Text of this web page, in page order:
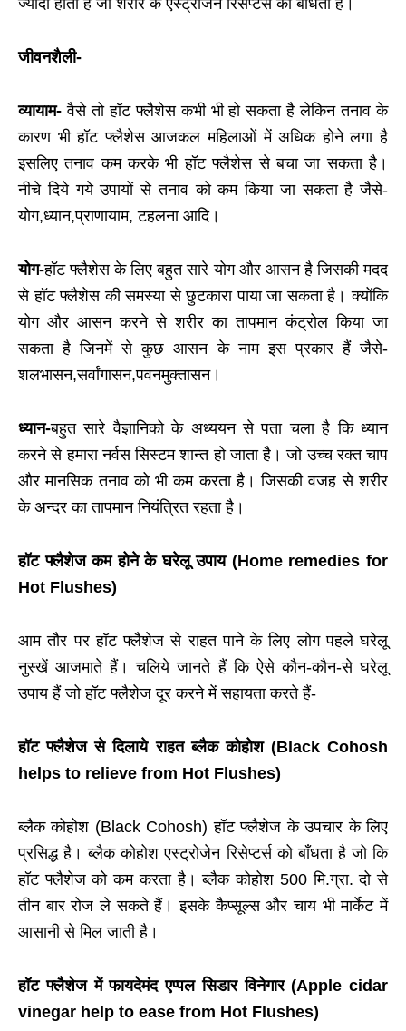
ज्यादा होता है जो शरीर के एस्ट्रोजन रिसेप्टर्स को बाँधता है।
जीवनशैली-
व्यायाम-वैसे तो हॉट फ्लैशेस कभी भी हो सकता है लेकिन तनाव के
कारण भी हॉट फ्लैशेस आजकल महिलाओं में अधिक होने लगा है
इसलिए तनाव कम करके भी हॉट फ्लैशेस से बचा जा सकता है।
नीचे दिये गये उपायों से तनाव को कम किया जा सकता है जैसे-
योग,ध्यान,प्राणायाम, टहलना आदि।
योग-हॉट फ्लैशेस के लिए बहुत सारे योग और आसन है जिसकी मदद
से हॉट फ्लैशेस की समस्या से छुटकारा पाया जा सकता है। क्योंकि
योग और आसन करने से शरीर का तापमान कंट्रोल किया जा
सकता है जिनमें से कुछ आसन के नाम इस प्रकार हैं जैसे-
शलभासन,सर्वांगासन,पवनमुक्तासन।
ध्यान-बहुत सारे वैज्ञानिको के अध्ययन से पता चला है कि ध्यान
करने से हमारा नर्वस सिस्टम शान्त हो जाता है। जो उच्च रक्त चाप
और मानसिक तनाव को भी कम करता है। जिसकी वजह से शरीर
के अन्दर का तापमान नियंत्रित रहता है।
हॉट फ्लैशेज कम होनेके घरेलू उपाय (Home remedies for
Hot Flushes)
आम तौर परहॉट फ्लैशेज से राहत पाने के लिए लोग पहले घरेलू
नुस्खें आजमाते हैं। चलिये जानते हैं कि ऐसे कौन-कौन-से घरेलू
उपाय हैं जोहॉट फ्लैशेजदूर करने में सहायता करते हैं-
हॉट फ्लैशेज से दिलाये राहत ब्लैक कोहोश (Black Cohosh
helps to relieve from Hot Flushes)
ब्लैक कोहोश (Black Cohosh) हॉट फ्लैशेज के उपचार के लिए
प्रसिद्ध है। ब्लैक कोहोश एस्ट्रोजेन रिसेप्टर्स को बाँधता है जो कि
हॉट फ्लैशेज को कम करता है। ब्लैक कोहोश 500 मि.ग्रा. दो से
तीन बार रोज ले सकते हैं। इसके कैप्सूल्स और चाय भी मार्केट में
आसानी से मिल जाती है।
हॉट फ्लैशेज में फायदेमंद एप्पल सिडार विनेगार (Apple cidar
vinegar help to ease from Hot Flushes)